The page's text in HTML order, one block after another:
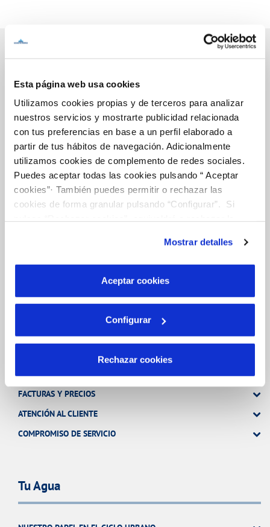
Esta página web usa cookies
Utilizamos cookies propias y de terceros para analizar
nuestros servicios y mostrarte publicidad relacionada
con tus preferencias en base a un perfil elaborado a
partir de tus hábitos de navegación. Adicionalmente
utilizamos cookies de complemento de redes sociales.
Puedes aceptar todas las cookies pulsando “ Aceptar
cookies”· También puedes permitir o rechazar las
cookies de forma granular pulsando “Configurar”. Si
son indispensables para que el sitio web funcione y que
por tanto no se pueden desactivar. Puedes consultar
más información en nuestraPolítica de Cookies
Mostrar detalles
Aceptar cookies
Configurar
Rechazar cookies
Inicio
Gestiones Online
FACTURAS, PAGOS Y CONSUMOS
CONTRATOS
MODIFICACIÓN DE DATOS
OTRAS GESTIONES
FACTURAS Y PRECIOS
ATENCIÓN AL CLIENTE
COMPROMISO DE SERVICIO
Tu Agua